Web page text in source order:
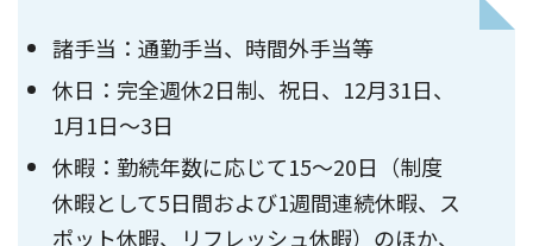
諸手当：通勤手当、時間外手当等
休日：完全週休2日制、祝日、12月31日、
1月1日～3日
休暇：勤続年数に応じて15～20日（制度
休暇として5日間および1週間連続休暇、ス
ポット休暇、リフレッシュ休暇）のほか、